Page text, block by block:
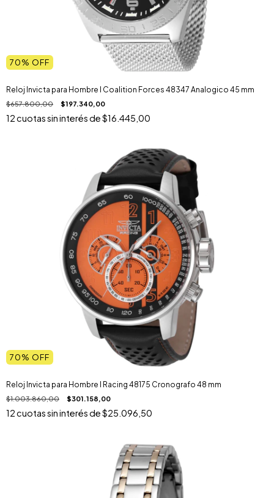
70% OFF
Reloj Invicta para Hombre I Coalition Forces 48347 Analogico 45 mm
$657.800,00 $197.340,00
12cuotas sin interés de$16.445,00
70% OFF
Reloj Invicta para Hombre I Racing 48175 Cronografo 48 mm
$1.003.860,00 $301.158,00
12cuotas sin interés de$25.096,50